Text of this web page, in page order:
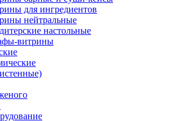
для ингредиентов
нейтральные
настольные
витрины